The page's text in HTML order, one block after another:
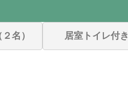
名） 居室トイレ付き